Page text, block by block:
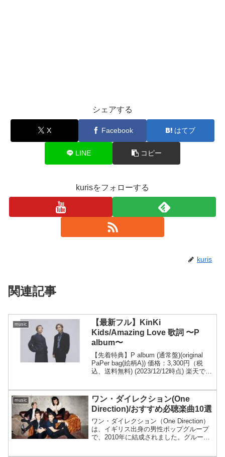
シェアする
X Facebook はてブ
LINE コピー
kurisをフォローする
kuris
関連記事
music
【最新フル】KinKi
Kids/Amazing Love 歌詞 〜P
album〜
【先着特典】P album (通常盤)(original
PaPer bag(絵柄A)) 価格：3,300円（税
込、送料無料) (2023/12/12時点) 楽天で購
music
ワン・ダイレクション(One
Direction)/おすすめ必聴楽曲10選
ワン・ダイレクション（One Direction）
は、イギリス出身の男性ポップグループ
で、2010年に結成されました。グループ